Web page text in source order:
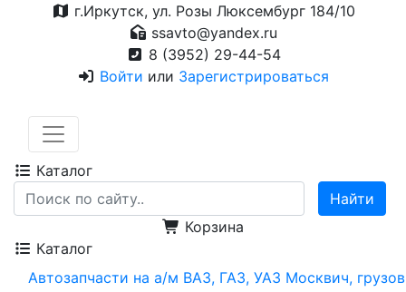
г.Иркутск, ул. Розы Люксембург 184/10
ssavto@yandex.ru
8 (3952) 29-44-54
Войти или Зарегистрироваться
Каталог
Корзина
Каталог
Автозапчасти на а/м ВАЗ, ГАЗ, УАЗ Москвич,